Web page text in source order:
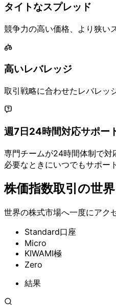
タイトなスプレッド
競争力の高い価格、 より 狭い
高いレバレッジ
取引戦略に合わせた レバレッ
週7日24時間対応サポー
専門チームが24時間体制で対
必要なときにいつでもサポー
株価指数取引の世
世界の株式市場へ一度にアク
Standard口座
Micro
KIWAMI極
Zero
結果